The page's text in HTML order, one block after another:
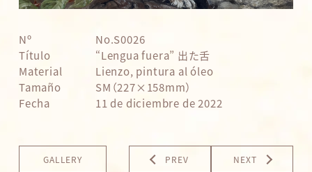
Nº
No.S0026
Título
“Lengua fuera” 出た舌
Material
Lienzo, pintura al óleo
Tamaño
SM（227×158mm）
Fecha
11 de diciembre de 2022
PREV NEXT
GALLERY